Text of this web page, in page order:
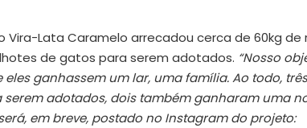
Vira-Lata Caramelo arrecadou cerca de 60kg
de gatos para serem adotados. “Nosso
ganhassem um lar, uma família. Ao todo,
adotados, dois também ganharam uma
em breve, postado no Instagram do projeto: